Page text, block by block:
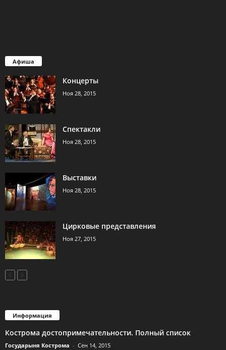
Афиша
Концерты
Ноя 28, 2015
Спектакли
Ноя 28, 2015
Выставки
Ноя 28, 2015
Цирковые представления
Ноя 27, 2015
Информация
Кострома достопримечательности. Полный список
Государыня Кострома - Сен 14, 2015